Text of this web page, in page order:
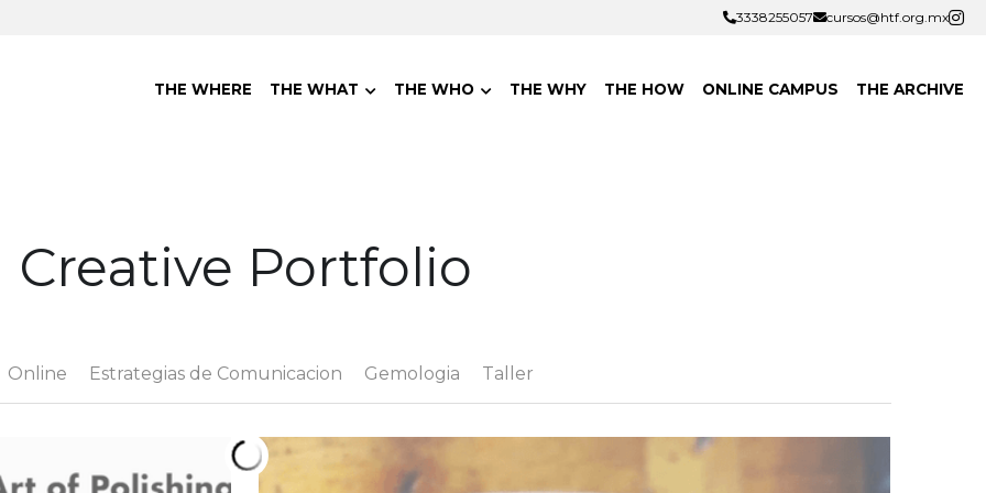
3338255057 cursos@htf.org.mx
3338255057 cursos@htf.org.mx
THE WHERE THE WHAT THE WHO THE WHY THE HOW ONLINE CAMPUS THE ARCHIVE
Creative Portfolio
Online Estrategias de Comunicacion Gemologia Taller